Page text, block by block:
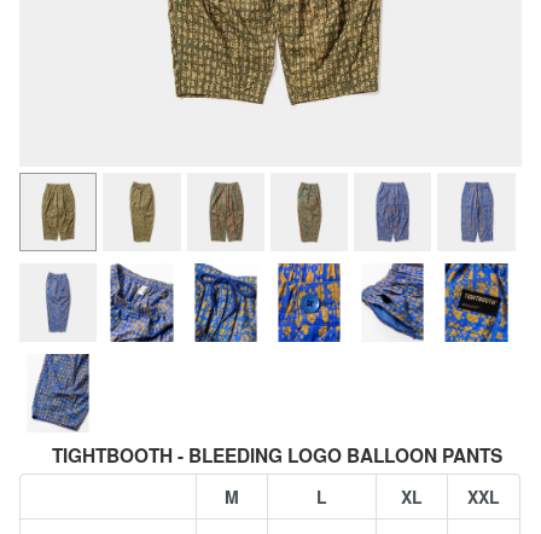
TIGHTBOOTH - BLEEDING LOGO BALLOON PANTS
M L XL XXL